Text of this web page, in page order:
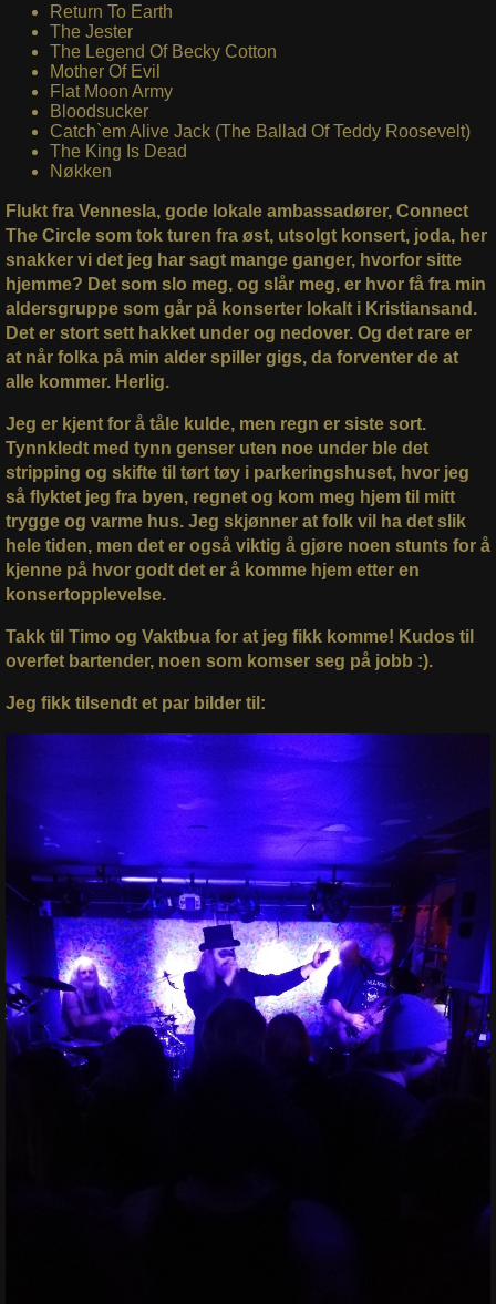
Return To Earth
The Jester
The Legend Of Becky Cotton
Mother Of Evil
Flat Moon Army
Bloodsucker
Catch`em Alive Jack (The Ballad Of Teddy Roosevelt)
The King Is Dead
Nøkken
Flukt fra Vennesla, gode lokale ambassadører, Connect
The Circle som tok turen fra øst, utsolgt konsert, joda, her
snakker vi det jeg har sagt mange ganger, hvorfor sitte
hjemme? Det som slo meg, og slår meg, er hvor få fra min
aldersgruppe som går på konserter lokalt i Kristiansand.
Det er stort sett hakket under og nedover. Og det rare er
at når folka på min alder spiller gigs, da forventer de at
alle kommer. Herlig.
Jeg er kjent for å tåle kulde, men regn er siste sort.
Tynnkledt med tynn genser uten noe under ble det
stripping og skifte til tørt tøy i parkeringshuset, hvor jeg
så flyktet jeg fra byen, regnet og kom meg hjem til mitt
trygge og varme hus. Jeg skjønner at folk vil ha det slik
hele tiden, men det er også viktig å gjøre noen stunts for å
kjenne på hvor godt det er å komme hjem etter en
konsertopplevelse.
Takk til Timo og Vaktbua for at jeg fikk komme! Kudos til
overfet bartender, noen som komser seg på jobb :).
Jeg fikk tilsendt et par bilder til: